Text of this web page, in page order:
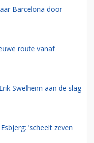
Barcelona door
route vanaf
Swelheim aan de slag
'scheelt zeven